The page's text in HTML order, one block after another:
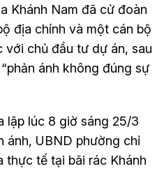
Khánh Nam đã cử đoàn
địa chính và một cán bộ
với chủ đầu tư dự án, sau
ánh không đúng sự
lập lúc 8 giờ sáng 25/3
ánh, UBND phường chỉ
tế tại bãi rác Khánh